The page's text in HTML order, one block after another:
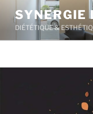
contenu
principal
SYNERGIE
DIÉTÉTIQUE &